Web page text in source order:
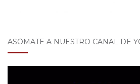
ASÓMATE A NUESTRO CANAL DE